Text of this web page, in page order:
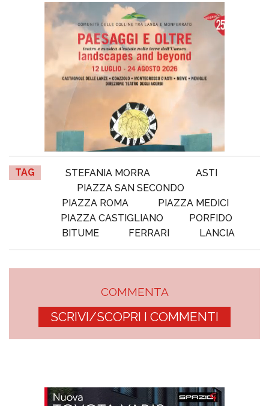
TAG STEFANIA MORRA
ASTI
PIAZZA SAN SECONDO
PIAZZA ROMA
PIAZZA MEDICI
PIAZZA CASTIGLIANO
PORFIDO
BITUME
FERRARI LANCIA
COMMENTA
SCRIVI/SCOPRI I COMMENTI